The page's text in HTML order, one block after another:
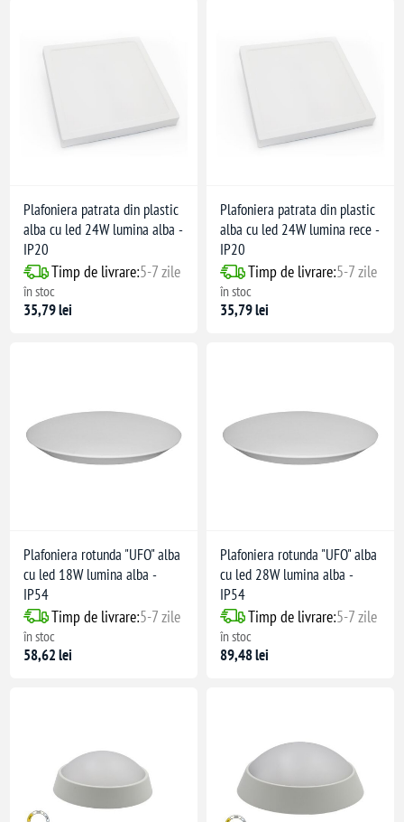
Plafoniera patrata din plastic
alba cu led 24W lumina alba -
IP20
Timp de livrare:5-7 zile
în stoc
35,79 lei
Plafoniera patrata din plastic
alba cu led 24W lumina rece -
IP20
Timp de livrare:5-7 zile
în stoc
35,79 lei
Plafoniera rotunda "UFO" alba
cu led 18W lumina alba -
IP54
Timp de livrare:5-7 zile
în stoc
58,62 lei
Plafoniera rotunda "UFO" alba
cu led 28W lumina alba -
IP54
Timp de livrare:5-7 zile
în stoc
89,48 lei